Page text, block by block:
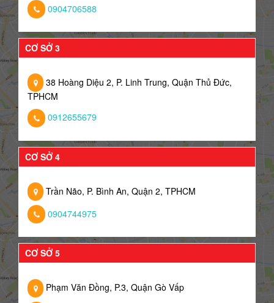
0904706588
CƠ SỞ 3
38 Hoàng Diệu 2, P. Linh Trung, Quận Thủ Đức,
TPHCM
0912655679
CƠ SỞ 4
Trần Não, P. Bình An, Quận 2, TPHCM
0904744975
CƠ SỞ 5
Phạm Văn Đồng, P.3, Quận Gò Vấp